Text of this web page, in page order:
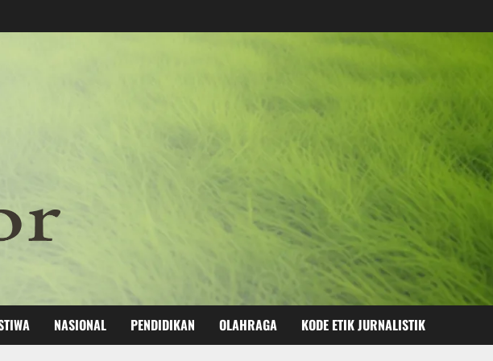
NASIONAL PENDIDIKAN OLAHRAGA KODE ETIK JURNALISTIK